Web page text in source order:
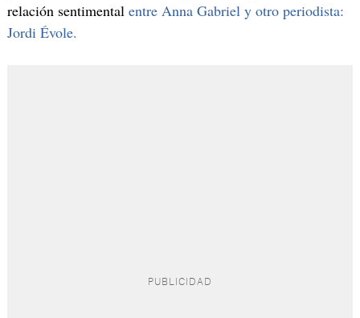
relación sentimental entre Anna Gabriel y otro periodista:
Jordi Évole.